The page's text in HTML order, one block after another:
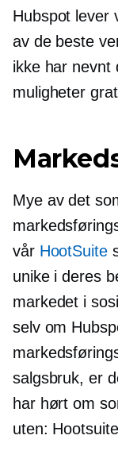
Hubspot lever
av de beste
ikke har nevnt
muligheter
Mye av det
vår HootSuite
unike i deres
markedet i
selv om
salgsbruk, er
har hørt om
uten: